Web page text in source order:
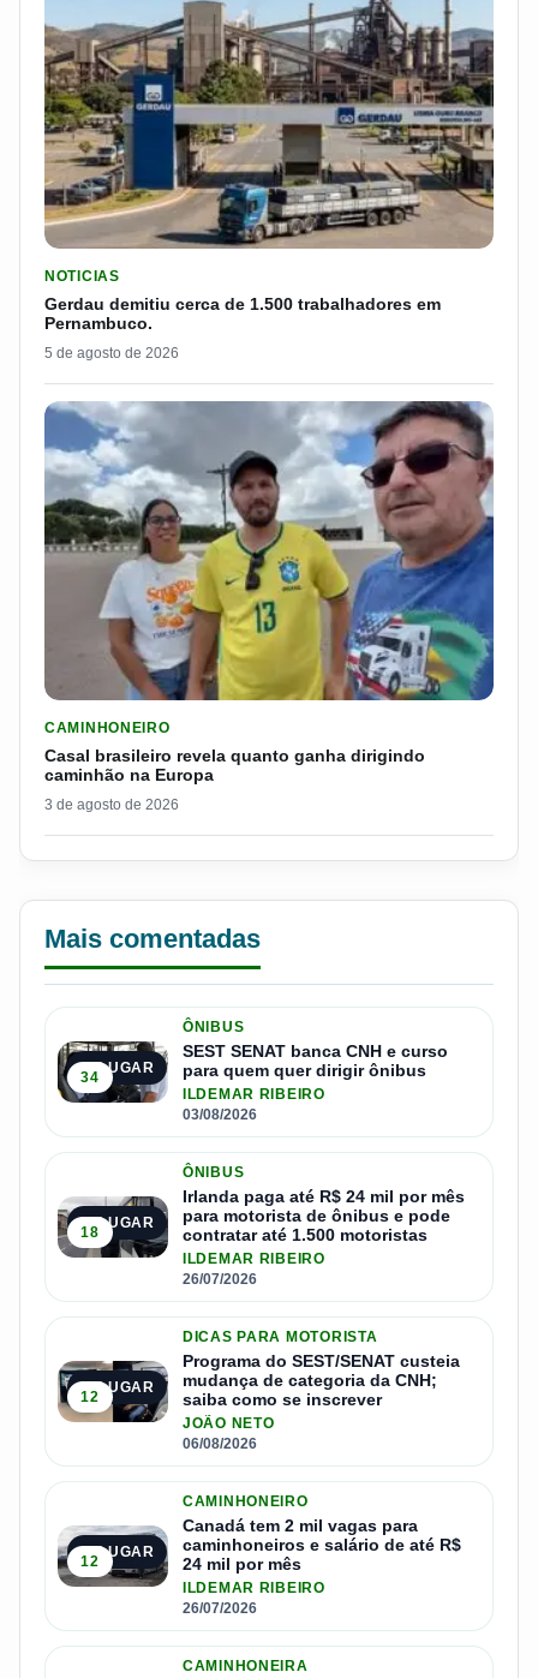
NOTICIAS
Gerdau demitiu cerca de 1.500 trabalhadores em
Pernambuco.
5 de agosto de 2026
CAMINHONEIRO
Casal brasileiro revela quanto ganha dirigindo
caminhão na Europa
3 de agosto de 2026
Mais comentadas
1º LUGAR
34
ÔNIBUS
SEST SENAT banca CNH e curso
para quem quer dirigir ônibus
ILDEMAR RIBEIRO
03/08/2026
2º LUGAR
18
ÔNIBUS
Irlanda paga até R$ 24 mil por mês
para motorista de ônibus e pode
contratar até 1.500 motoristas
ILDEMAR RIBEIRO
26/07/2026
3º LUGAR
12
DICAS PARA MOTORISTA
Programa do SEST/SENAT custeia
mudança de categoria da CNH;
saiba como se inscrever
JOÃO NETO
06/08/2026
4º LUGAR
12
CAMINHONEIRO
Canadá tem 2 mil vagas para
caminhoneiros e salário de até R$
24 mil por mês
ILDEMAR RIBEIRO
26/07/2026
CAMINHONEIRA